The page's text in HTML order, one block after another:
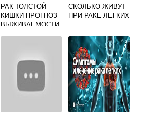
РАК ТОЛСТОЙ
КИШКИ ПРОГНОЗ
ВЫЖИВАЕМОСТИ
СКОЛЬКО ЖИВУТ
ПРИ РАКЕ ЛЕГКИХ